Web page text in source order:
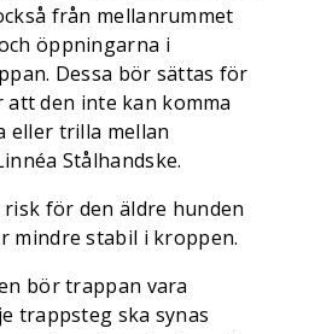
från mellanrummet
öppningarna i
Dessa bör sättas för
den inte kan komma
eller trilla mellan
Stålhandske.
för den äldre hunden
mindre stabil i kroppen.
bör trappan vara
trappsteg ska synas